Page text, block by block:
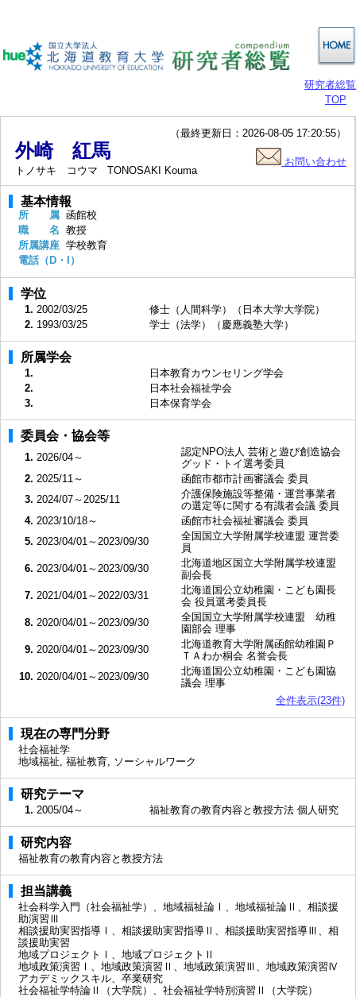
研究者総覧
TOP
（最終更新日：2026-08-05 17:20:55）
外崎 紅馬
トノサキ コウマ TONOSAKI Kouma
お問い合わせ
基本情報
所 属 函館校
職 名 教授
所属講座 学校教育
電話（D・I）
学位
1. 2002/03/25
修士（人間科学）（日本大学大学院）
2. 1993/03/25 学士（法学）（慶應義塾大学）
所属学会
1.
日本教育カウンセリング学会
2.
日本社会福祉学会
3.
日本保育学会
委員会・協会等
1. 2026/04～
認定NPO法人 芸術と遊び創造協会
グッド・トイ選考委員
2. 2025/11～
函館市都市計画審議会 委員
3. 2024/07～2025/11
介護保険施設等整備・運営事業者
の選定等に関する有識者会議 委員
4. 2023/10/18～
函館市社会福祉審議会 委員
5. 2023/04/01～2023/09/30
全国国立大学附属学校連盟 運営委
員
6. 2023/04/01～2023/09/30
北海道地区国立大学附属学校連盟
副会長
7. 2021/04/01～2022/03/31
北海道国公立幼稚園・こども園長
会 役員選考委員長
8. 2020/04/01～2023/09/30
全国国立大学附属学校連盟 幼稚
園部会 理事
9. 2020/04/01～2023/09/30
北海道教育大学附属函館幼稚園Ｐ
ＴＡわか桐会 名誉会長
10. 2020/04/01～2023/09/30
北海道国公立幼稚園・こども園協
議会 理事
全件表示(23件)
現在の専門分野
社会福祉学
地域福祉, 福祉教育, ソーシャルワーク
研究テーマ
1. 2005/04～ 福祉教育の教育内容と教授方法 個人研究
研究内容
福祉教育の教育内容と教授方法
担当講義
社会科学入門（社会福祉学）、地域福祉論Ⅰ、地域福祉論Ⅱ、相談援
助演習Ⅲ
相談援助実習指導Ⅰ、相談援助実習指導Ⅱ、相談援助実習指導Ⅲ、相
談援助実習
地域プロジェクトⅠ、地域プロジェクトⅡ
地域政策演習Ⅰ、地域政策演習Ⅱ、地域政策演習Ⅲ、地域政策演習Ⅳ
アカデミックスキル、卒業研究
社会福祉学特論Ⅱ（大学院）、社会福祉学特別演習Ⅱ（大学院）